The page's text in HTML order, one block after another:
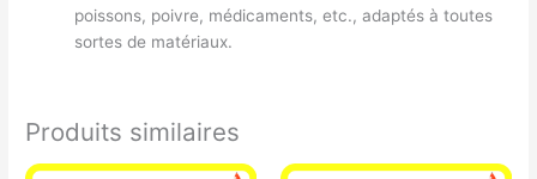
poissons, poivre, médicaments, etc., adaptés à toutes
sortes de matériaux.
Produits similaires